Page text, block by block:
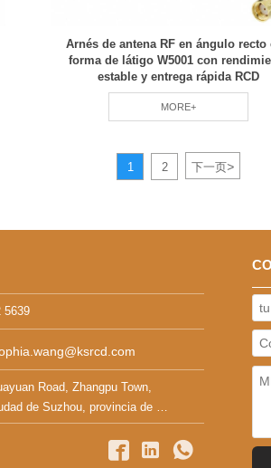
Arnés de antena RF en ángulo recto
forma de látigo W5001 con
estable y entrega rápida RCD
MORE+
1 2 下一页>
5639
Road, Zhangpu Town,
  